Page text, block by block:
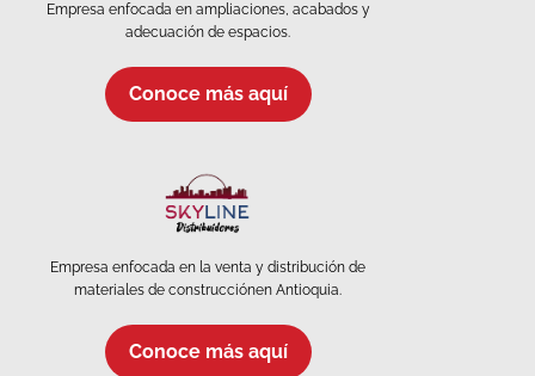
Empresa enfocada en ampliaciones, acabados y
adecuación de espacios.
Conoce más aquí
Empresa enfocada en la venta y distribución de
materiales de construcciónen Antioquia.
Conoce más aquí